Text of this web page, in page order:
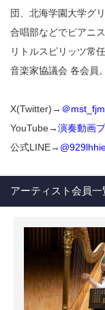
団、北海学園大学グ
合唱部などでピアニ
リトルスピリッツ常
音楽家協議会 各会員。
X(Twitter)→ ＠
YouTube→演奏動画
公式LINE→
アーティスト会員一